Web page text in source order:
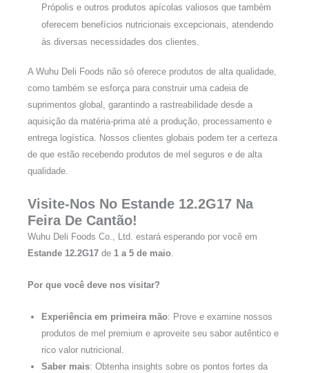
Própolis e outros produtos apícolas valiosos que também
oferecem benefícios nutricionais excepcionais, atendendo
às diversas necessidades dos clientes.
A Wuhu Deli Foods não só oferece produtos de alta qualidade,
como também se esforça para construir uma cadeia de
suprimentos global, garantindo a rastreabilidade desde a
aquisição da matéria-prima até a produção, processamento e
entrega logística. Nossos clientes globais podem ter a certeza
de que estão recebendo produtos de mel seguros e de alta
qualidade.
Visite-Nos No Estande 12.2G17 Na
Feira De Cantão!
Wuhu Deli Foods Co., Ltd. estará esperando por você em
Estande 12.2G17 de 1 a 5 de maio
Por que você deve nos visitar?
Experiência em primeira mão: Prove e examine nossos
produtos de mel premium e aproveite seu sabor autêntico e
rico valor nutricional.
Saber mais: Obtenha insights sobre os pontos fortes da